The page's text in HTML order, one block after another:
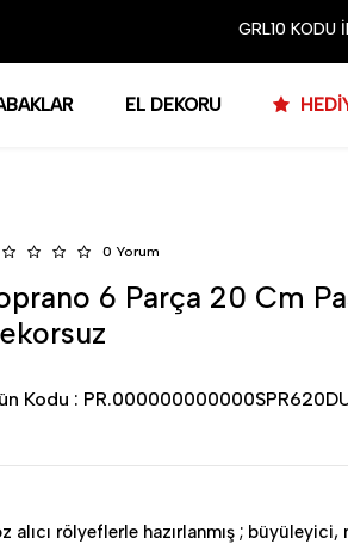
GRL10 KODU
EL DEKORU
0 Yorum
6 Parça 20 Cm
Kodu :
alıcı rölyeflerle hazırlanmış ;